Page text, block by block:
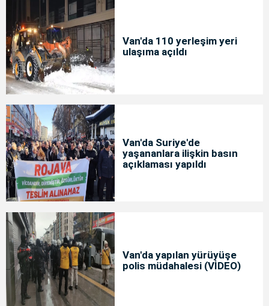
Van'da 110 yerleşim yeri
ulaşıma açıldı
Van'da Suriye'de
yaşananlara ilişkin basın
açıklaması yapıldı
Van'da yapılan yürüyüşe
polis müdahalesi (VİDEO)